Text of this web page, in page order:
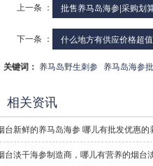
上一条 ： 批售养马岛海参|采购划
下一条 ： 什么地方有供应价格超
关键词： 养马岛野生刺参 养马岛海参
相关资讯
台新鲜的养马岛海参 哪儿有批发优惠的
台淡干海参制造商，哪儿有营养的烟台